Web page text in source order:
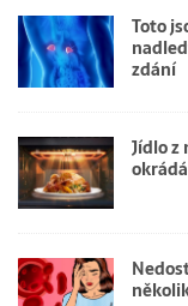
Toto
zdání
Jídlo